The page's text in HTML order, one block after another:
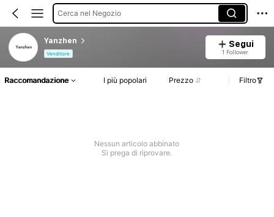
Cerca nel Negozio
Yanzhen
Venditore
Segui
1 Follower
Raccomandazione I più popolari Prezzo Filtro
Nessun articolo abbinato
Si prega di riprovare.